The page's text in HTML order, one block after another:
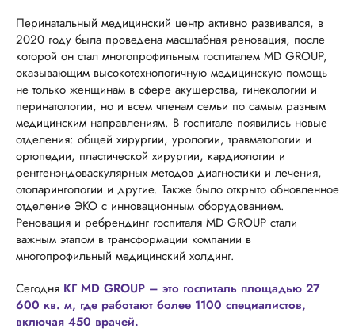
Перинатальный медицинский центр активно развивался, в
2020 году была проведена масштабная реновация, после
которой он стал многопрофильным госпиталем MD GROUP,
оказывающим высокотехнологичную медицинскую помощь
не только женщинам в сфере акушерства, гинекологии и
перинатологии, но и всем членам семьи по самым разным
медицинским направлениям. В госпитале появились новые
отделения: общей хирургии, урологии, травматологии и
ортопедии, пластической хирургии, кардиологии и
рентгенэндоваскулярных методов диагностики и лечения,
отоларингологии и другие. Также было открыто обновленное
отделение ЭКО с инновационным оборудованием.
Реновация и ребрендинг госпиталя MD GROUP стали
важным этапом в трансформации компании в
многопрофильный медицинский холдинг.
Сегодня КГ MD GROUP – это госпиталь площадью 27
600 кв. м, где работают более 1100 специалистов,
включая 450 врачей.